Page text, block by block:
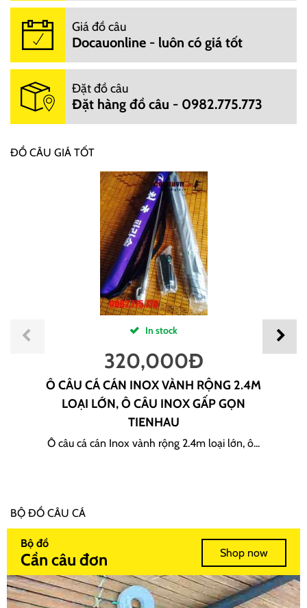
Giá đồ câu
Docauonline - luôn có giá tốt
Đặt đồ câu
Đặt hàng đồ câu - 0982.775.773
ĐỒ CÂU GIÁ TỐT
In stock
320,000Đ
Ô CÂU CÁ CÁN INOX VÀNH RỘNG 2.4M
LOẠI LỚN, Ô CÂU INOX GẤP GỌN
TIENHAU
Ô câu cá cán Inox vành rộng 2.4m loại lớn, ô...
BỘ ĐỒ CÂU CÁ
Bộ đồ
Cần câu đơn Shop now